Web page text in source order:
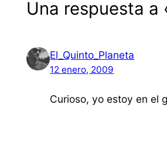
Una respuesta a
El_Quinto_Planeta
12 enero, 2009
Curioso, yo estoy en el